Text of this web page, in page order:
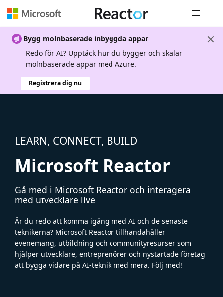
Bygg molnbaserade inbyggda appar
Redo för AI? Upptäck hur du bygger och skalar
molnbaserade appar med Azure.
Registrera dig nu
LEARN, CONNECT, BUILD
Microsoft Reactor
Gå med i Microsoft Reactor och interagera
med utvecklare live
Är du redo att komma igång med AI och de senaste
teknikerna? Microsoft Reactor tillhandahåller
evenemang, utbildning och communityresurser som
hjälper utvecklare, entreprenörer och nystartade företag
att bygga vidare på AI-teknik med mera. Följ med!